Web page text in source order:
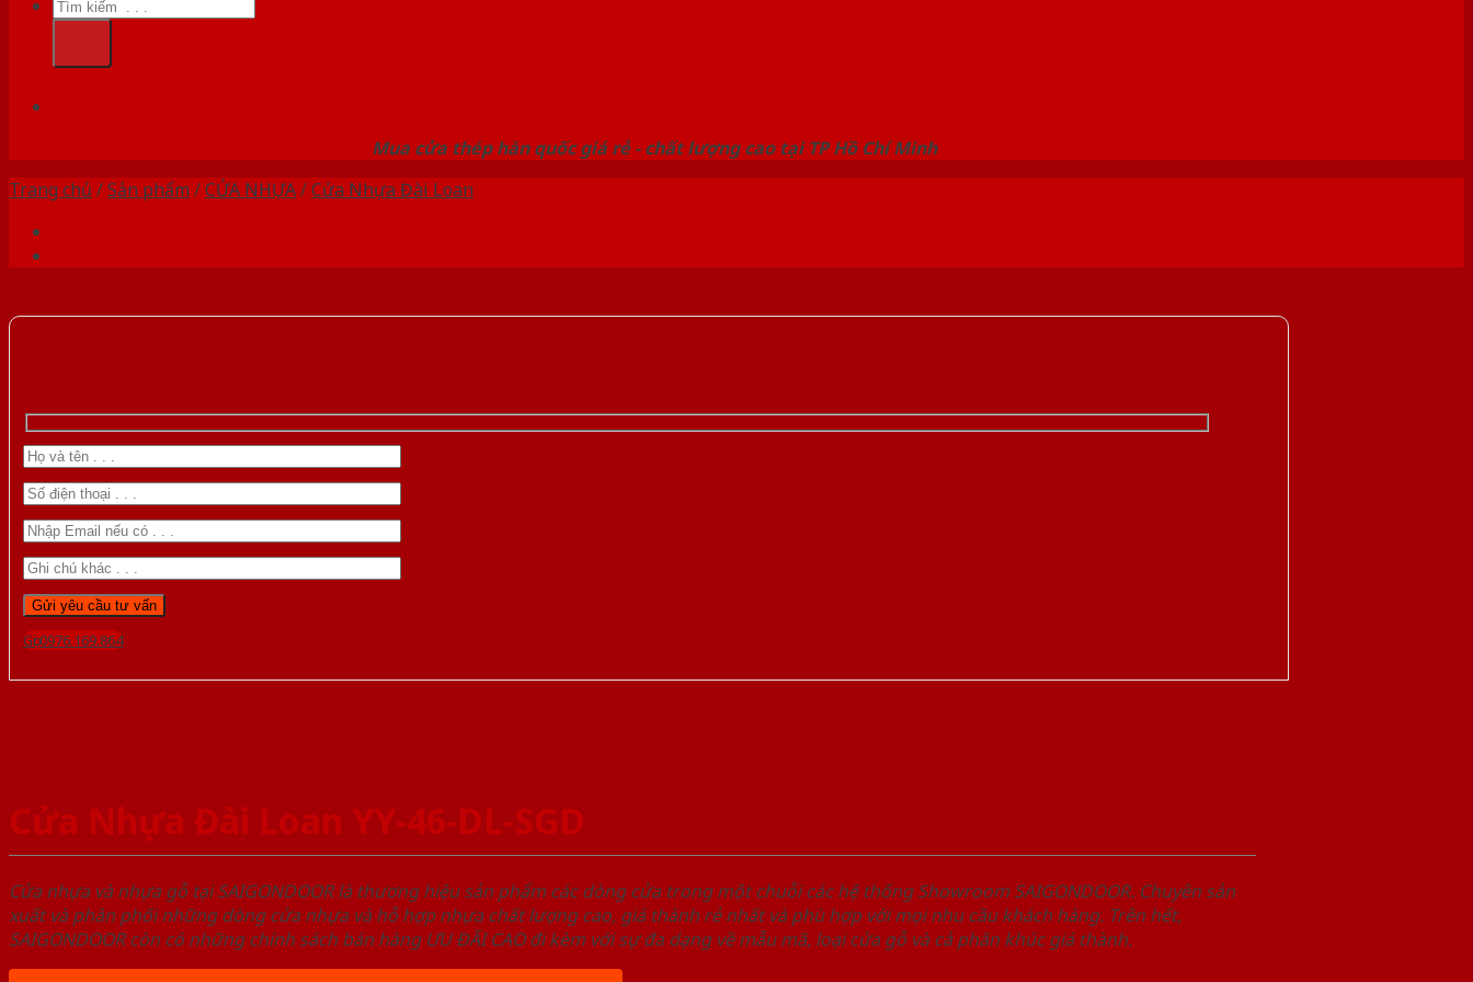
kiếm:
Mua cửa thép hàn quốc giá rẻ - chất lượng cao tại TP Hồ Chí Minh
Trang chủ /Sản phẩm /CỬA NHỰA/Cửa Nhựa Đài Loan
Gọi 0976.169.864
Cửa Nhựa Đài Loan YY-46-DL-SGD
Cửa nhựa và nhựa gỗ tại SAIGONDOOR là thương hiệu sản phẩm các dòng cửa trong một chuỗi các hệ thống Showroom SAIGONDOOR. Chuyên sản
xuất và phân phối những dòng cửa nhựa và hỗ hợp nhựa chất lượng cao, giá thành rẻ nhất và phù hợp với mọi nhu cầu khách hàng. Trên hết,
SAIGONDOOR còn có những chính sách bán hàng ƯU ĐÃI CAO đi kèm với sự đa dạng về mẫu mã, loại cửa gỗ và cả phân khúc giá thành.